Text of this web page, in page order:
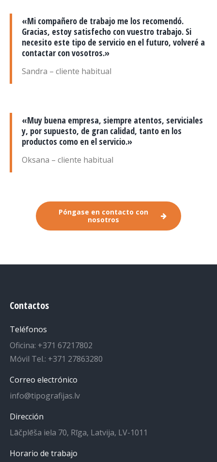
«Mi compañero de trabajo me los recomendó.
Gracias, estoy satisfecho con vuestro trabajo. Si
necesito este tipo de servicio en el futuro, volveré a
contactar con vosotros.»
Sandra – cliente habitual
«Muy buena empresa, siempre atentos, serviciales
y, por supuesto, de gran calidad, tanto en los
productos como en el servicio.»
Oksana – cliente habitual
Póngase en contacto con
nosotros
Contactos
Teléfonos
Oficina: +371 67217802
Móvil Tel.: +371 27863280
Correo electrónico
info@tipografijas.lv
Dirección
Lāčplēša iela 70, Rīga, Latvija, LV-1011
Horario de trabajo